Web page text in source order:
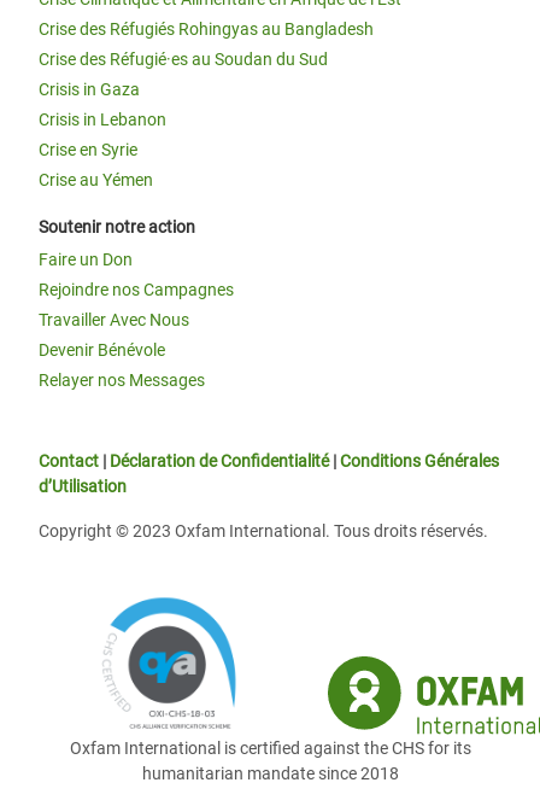
Crise des Réfugiés Rohingyas au Bangladesh
Crise des Réfugié·es au Soudan du Sud
Crisis in Gaza
Crisis in Lebanon
Crise en Syrie
Crise au Yémen
Soutenir notre action
Faire un Don
Rejoindre nos Campagnes
Travailler Avec Nous
Devenir Bénévole
Relayer nos Messages
Contact | Déclaration de Confidentialité|Conditions Générales
d’Utilisation
Copyright © 2023 Oxfam International. Tous droits réservés.
Oxfam International is certified against the CHS for its
humanitarian mandate since 2018